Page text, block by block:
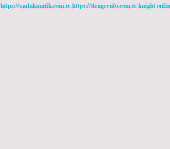
https://emlakmatik.com.trhttps://dengerulo.com.trknight